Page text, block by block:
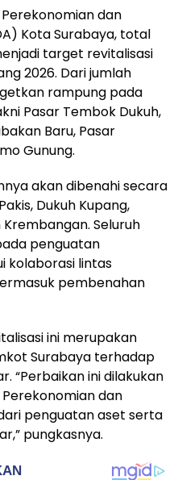
dan
Kota Surabaya, total
target revitalisasi
2026. Dari jumlah
rampung pada
Pasar Tembok Dukuh,
Baru, Pasar
Gunung.
akan dibenahi secara
Dukuh Kupang,
Krembangan. Seluruh
penguatan
kolaborasi lintas
pembenahan
ini merupakan
Surabaya terhadap
“Perbaikan ini dilakukan
dan
penguatan aset serta
pungkasnya.